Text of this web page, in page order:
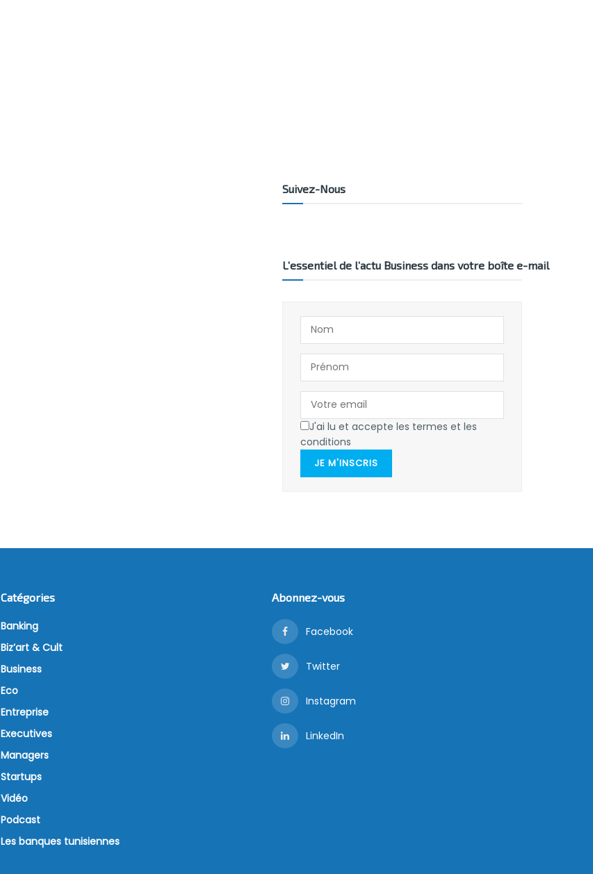
Suivez-Nous
L’essentiel de l’actu Business dans votre boîte e-mail
J'ai lu et accepte les termes et les
conditions
JE M'INSCRIS
Catégories
Banking
Biz’art & Cult
Business
Eco
Entreprise
Executives
Managers
Startups
Vidéo
Podcast
Les banques tunisiennes
Abonnez-vous
Facebook
Twitter
Instagram
LinkedIn